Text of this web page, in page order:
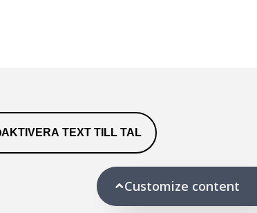
AKTIVERA TEXT TILL TAL
Customize content